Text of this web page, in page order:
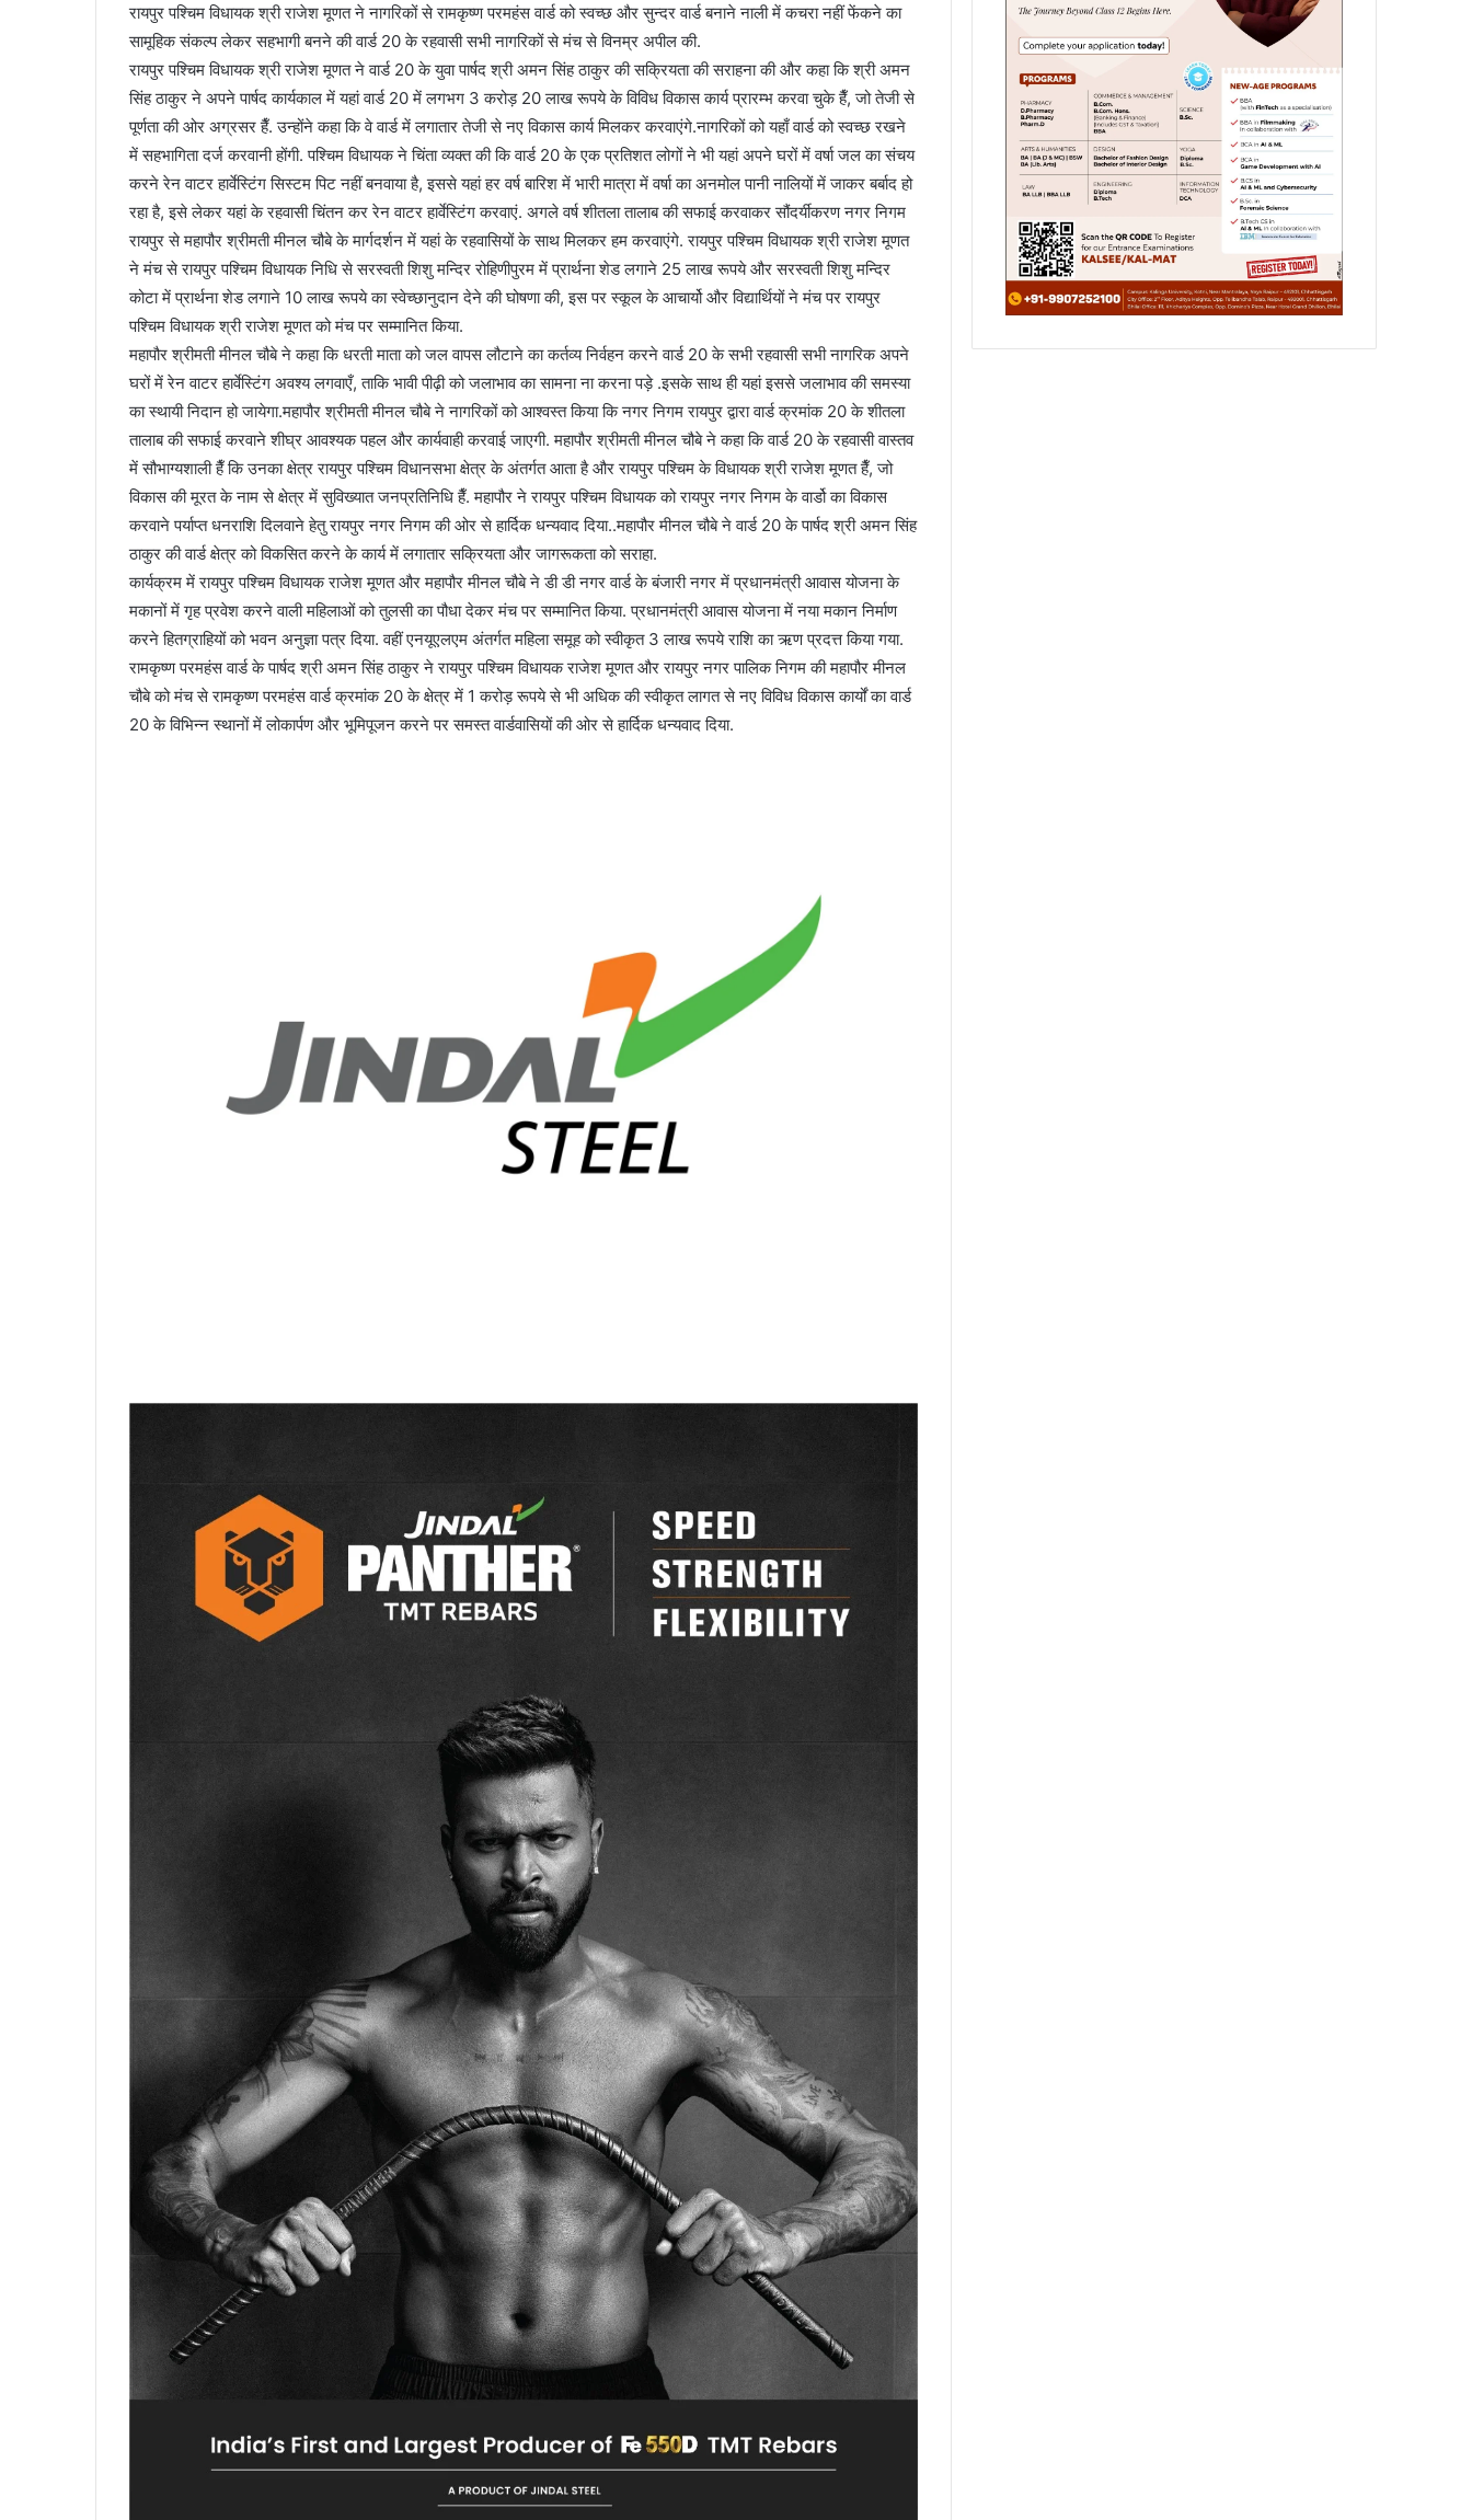
रायपुर पश्चिम विधायक श्री राजेश मूणत ने नागरिकों से रामकृष्ण परमहंस वार्ड को स्वच्छ और सुन्दर वार्ड बनाने नाली में कचरा नहीं फेंकने का
सामूहिक संकल्प लेकर सहभागी बनने की वार्ड 20 के रहवासी सभी नागरिकों से मंच से विनम्र अपील की.
रायपुर पश्चिम विधायक श्री राजेश मूणत ने वार्ड 20 के युवा पार्षद श्री अमन सिंह ठाकुर की सक्रियता की सराहना की और कहा कि श्री अमन
सिंह ठाकुर ने अपने पार्षद कार्यकाल में यहां वार्ड 20 में लगभग 3 करोड़ 20 लाख रूपये के विविध विकास कार्य प्रारम्भ करवा चुके हैँ, जो तेजी से
पूर्णता की ओर अग्रसर हैँ. उन्होंने कहा कि वे वार्ड में लगातार तेजी से नए विकास कार्य मिलकर करवाएंगे.नागरिकों को यहाँ वार्ड को स्वच्छ रखने
में सहभागिता दर्ज करवानी होंगी. पश्चिम विधायक ने चिंता व्यक्त की कि वार्ड 20 के एक प्रतिशत लोगों ने भी यहां अपने घरों में वर्षा जल का संचय
करने रेन वाटर हार्वेस्टिंग सिस्टम पिट नहीं बनवाया है, इससे यहां हर वर्ष बारिश में भारी मात्रा में वर्षा का अनमोल पानी नालियों में जाकर बर्बाद हो
रहा है, इसे लेकर यहां के रहवासी चिंतन कर रेन वाटर हार्वेस्टिंग करवाएं. अगले वर्ष शीतला तालाब की सफाई करवाकर सौंदर्यीकरण नगर निगम
रायपुर से महापौर श्रीमती मीनल चौबे के मार्गदर्शन में यहां के रहवासियों के साथ मिलकर हम करवाएंगे. रायपुर पश्चिम विधायक श्री राजेश मूणत
ने मंच से रायपुर पश्चिम विधायक निधि से सरस्वती शिशु मन्दिर रोहिणीपुरम में प्रार्थना शेड लगाने 25 लाख रूपये और सरस्वती शिशु मन्दिर
कोटा में प्रार्थना शेड लगाने 10 लाख रूपये का स्वेच्छानुदान देने की घोषणा की, इस पर स्कूल के आचार्यो और विद्यार्थियों ने मंच पर रायपुर
पश्चिम विधायक श्री राजेश मूणत को मंच पर सम्मानित किया.
महापौर श्रीमती मीनल चौबे ने कहा कि धरती माता को जल वापस लौटाने का कर्तव्य निर्वहन करने वार्ड 20 के सभी रहवासी सभी नागरिक अपने
घरों में रेन वाटर हार्वेस्टिंग अवश्य लगवाएँ, ताकि भावी पीढ़ी को जलाभाव का सामना ना करना पड़े .इसके साथ ही यहां इससे जलाभाव की समस्या
का स्थायी निदान हो जायेगा.महापौर श्रीमती मीनल चौबे ने नागरिकों को आश्वस्त किया कि नगर निगम रायपुर द्वारा वार्ड क्रमांक 20 के शीतला
तालाब की सफाई करवाने शीघ्र आवश्यक पहल और कार्यवाही करवाई जाएगी. महापौर श्रीमती मीनल चौबे ने कहा कि वार्ड 20 के रहवासी वास्तव
में सौभाग्यशाली हैँ कि उनका क्षेत्र रायपुर पश्चिम विधानसभा क्षेत्र के अंतर्गत आता है और रायपुर पश्चिम के विधायक श्री राजेश मूणत हैँ, जो
विकास की मूरत के नाम से क्षेत्र में सुविख्यात जनप्रतिनिधि हैँ. महापौर ने रायपुर पश्चिम विधायक को रायपुर नगर निगम के वार्डो का विकास
करवाने पर्याप्त धनराशि दिलवाने हेतु रायपुर नगर निगम की ओर से हार्दिक धन्यवाद दिया..महापौर मीनल चौबे ने वार्ड 20 के पार्षद श्री अमन सिंह
ठाकुर की वार्ड क्षेत्र को विकसित करने के कार्य में लगातार सक्रियता और जागरूकता को सराहा.
कार्यक्रम में रायपुर पश्चिम विधायक राजेश मूणत और महापौर मीनल चौबे ने डी डी नगर वार्ड के बंजारी नगर में प्रधानमंत्री आवास योजना के
मकानों में गृह प्रवेश करने वाली महिलाओं को तुलसी का पौधा देकर मंच पर सम्मानित किया. प्रधानमंत्री आवास योजना में नया मकान निर्माण
करने हितग्राहियों को भवन अनुज्ञा पत्र दिया. वहीं एनयूएलएम अंतर्गत महिला समूह को स्वीकृत 3 लाख रूपये राशि का ऋण प्रदत्त किया गया.
रामकृष्ण परमहंस वार्ड के पार्षद श्री अमन सिंह ठाकुर ने रायपुर पश्चिम विधायक राजेश मूणत और रायपुर नगर पालिक निगम की महापौर मीनल
चौबे को मंच से रामकृष्ण परमहंस वार्ड क्रमांक 20 के क्षेत्र में 1 करोड़ रूपये से भी अधिक की स्वीकृत लागत से नए विविध विकास कार्यों का वार्ड
20 के विभिन्न स्थानों में लोकार्पण और भूमिपूजन करने पर समस्त वार्डवासियों की ओर से हार्दिक धन्यवाद दिया.